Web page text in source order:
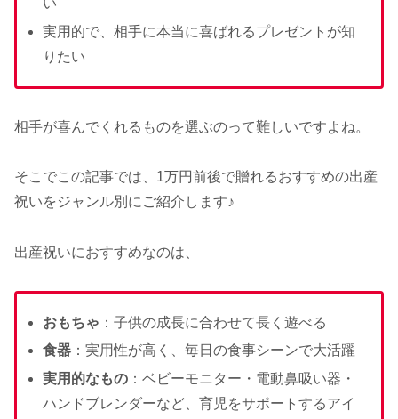
い
実用的で、相手に本当に喜ばれるプレゼントが知
りたい
相手が喜んでくれるものを選ぶのって難しいですよね。
そこでこの記事では、1万円前後で贈れるおすすめの出産
祝いをジャンル別にご紹介します♪
出産祝いにおすすめなのは、
おもちゃ ：子供の成長に合わせて長く遊べる
食器 ：実用性が高く、毎日の食事シーンで大活躍
実用的なもの ：ベビーモニター・電動鼻吸い器・
ハンドブレンダーなど、育児をサポートするアイ